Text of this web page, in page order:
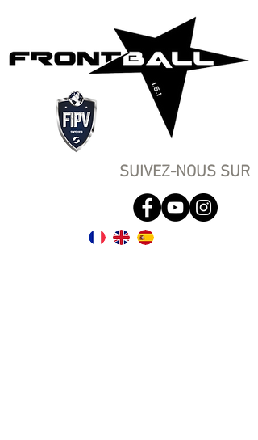
SUIVEZ-NOUS SUR